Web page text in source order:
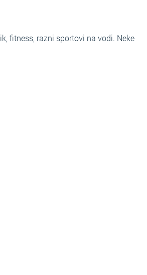
fitness, razni sportovi na vodi. Neke